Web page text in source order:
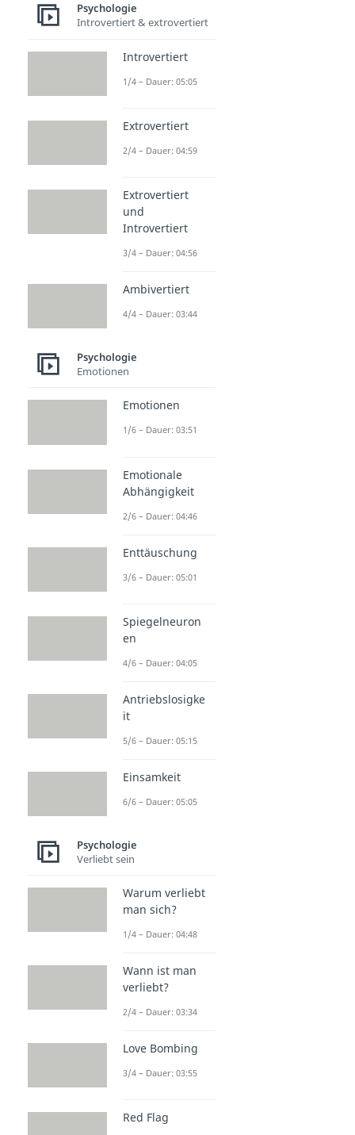
Psychologie
Introvertiert & extrovertiert
Introvertiert
1/4 – Dauer: 05:05
Extrovertiert
2/4 – Dauer: 04:59
Extrovertiert
und
Introvertiert
3/4 – Dauer: 04:56
Ambivertiert
4/4 – Dauer: 03:44
Psychologie
Emotionen
Emotionen
1/6 – Dauer: 03:51
Emotionale
Abhängigkeit
2/6 – Dauer: 04:46
Enttäuschung
3/6 – Dauer: 05:01
Spiegelneuron
en
4/6 – Dauer: 04:05
Antriebslosigke
it
5/6 – Dauer: 05:15
Einsamkeit
6/6 – Dauer: 05:05
Psychologie
Verliebt sein
Warum verliebt
man sich?
1/4 – Dauer: 04:48
Wann ist man
verliebt?
2/4 – Dauer: 03:34
Love Bombing
3/4 – Dauer: 03:55
Red Flag